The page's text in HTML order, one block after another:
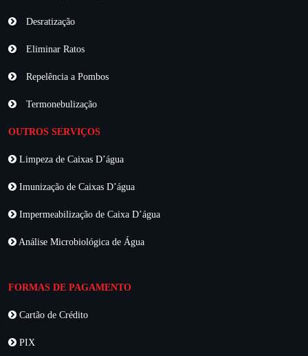
Desratização
Eliminar Ratos
Repelência a Pombos
Termonebulização
OUTROS SERVIÇOS
Limpeza de Caixas D’água
Imunização de Caixas D’água
Impermeabilização de Caixa D’água
Análise Microbiológica de Água
FORMAS DE PAGAMENTO
Cartão de Crédito
PIX